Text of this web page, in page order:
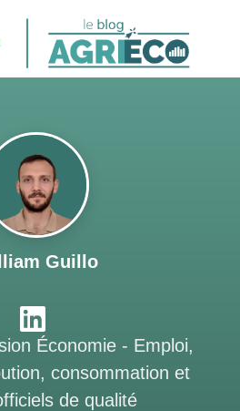
Guillo
Économie - Emploi,
consommation et
de qualité